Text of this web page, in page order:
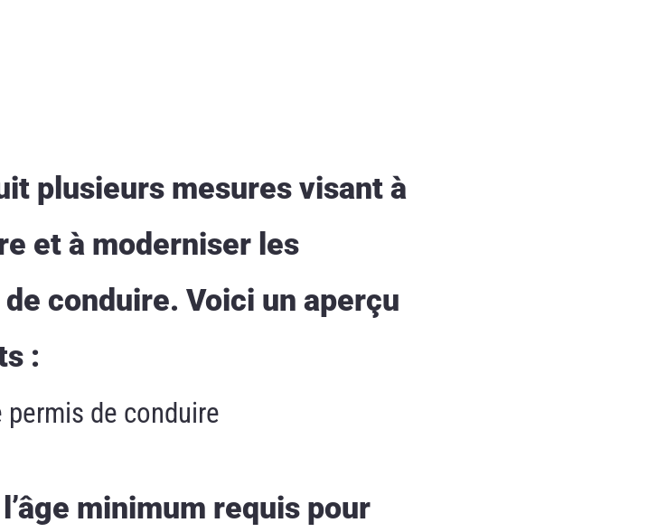
plusieurs mesures visant à
et à moderniser les
conduire. Voici un aperçu
:
permis de conduire
minimum requis pour